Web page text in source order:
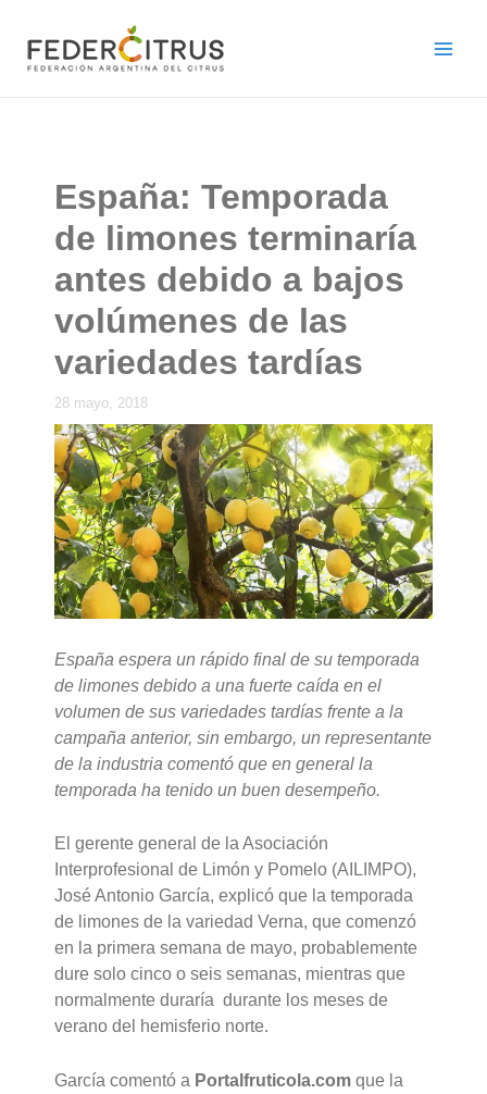
contenido
España: Temporada
de limones terminaría
antes debido a bajos
volúmenes de las
variedades tardías
28 mayo, 2018
España espera un rápido final de su temporada
de limones debido a una fuerte caída en el
volumen de sus variedades tardías frente a la
campaña anterior, sin embargo, un representante
de la industria comentó que en general la
temporada ha tenido un buen desempeño.
El gerente general de la Asociación
Interprofesional de Limón y Pomelo (AILIMPO),
José Antonio García, explicó que la temporada
de limones de la variedad Verna, que comenzó
en la primera semana de mayo, probablemente
dure solo cinco o seis semanas, mientras que
normalmente duraría durante los meses de
verano del hemisferio norte.
García comentó a Portalfruticola.com que la